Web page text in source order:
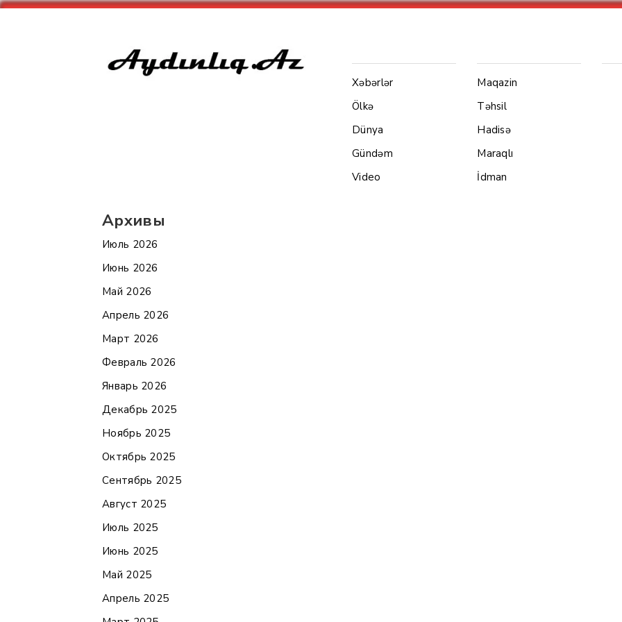
Архивы
Июль 2026
Июнь 2026
Май 2026
Апрель 2026
Март 2026
Февраль 2026
Январь 2026
Декабрь 2025
Ноябрь 2025
Октябрь 2025
Сентябрь 2025
Август 2025
Июль 2025
Июнь 2025
Май 2025
Апрель 2025
Xəbərlər
Ölkə
Dünya
Gündəm
Video
Maqazin
Təhsil
Hadisə
Maraqlı
İdman